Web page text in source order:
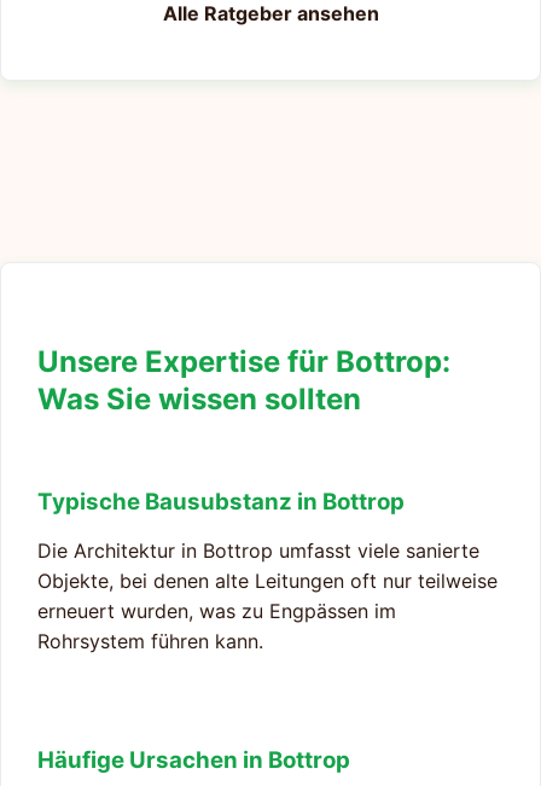
Alle Ratgeber ansehen
Unsere Expertise für Bottrop:
Was Sie wissen sollten
Typische Bausubstanz in Bottrop
Die Architektur in Bottrop umfasst viele sanierte
Objekte, bei denen alte Leitungen oft nur teilweise
erneuert wurden, was zu Engpässen im
Rohrsystem führen kann.
Häufige Ursachen in Bottrop